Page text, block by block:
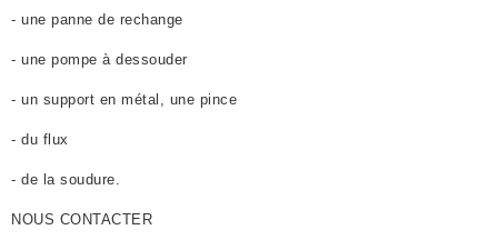
- une panne de rechange
- une pompe à dessouder
- un support en métal, une pince
- du flux
- de la soudure.
NOUS CONTACTER